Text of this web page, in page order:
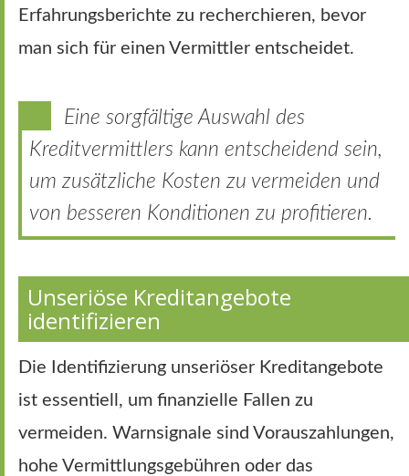
Erfahrungsberichte zu recherchieren, bevor
man sich für einen Vermittler entscheidet.
Eine sorgfältige Auswahl des
Kreditvermittlers kann entscheidend sein,
um zusätzliche Kosten zu vermeiden und
von besseren Konditionen zu profitieren.
Unseriöse Kreditangebote
identifizieren
Die Identifizierung unseriöser Kreditangebote
ist essentiell, um finanzielle Fallen zu
vermeiden. Warnsignale sind Vorauszahlungen,
hohe Vermittlungsgebühren oder das